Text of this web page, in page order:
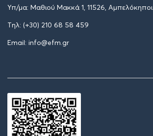
Υπ/μα: Μαθιού Μακκά 1, 11526, Αμπελόκηποι
Tηλ: (+30) 210 68 58 459
Email: info@efm.gr